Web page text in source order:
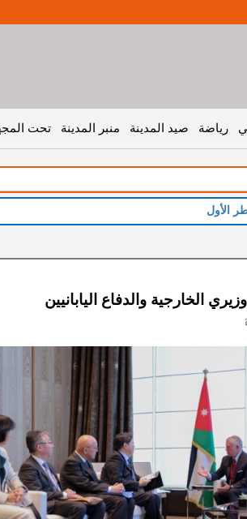
رياضة صيد المدينة منبر المدينة تحت
الأول
الخارجية والدفاع اليابانيين